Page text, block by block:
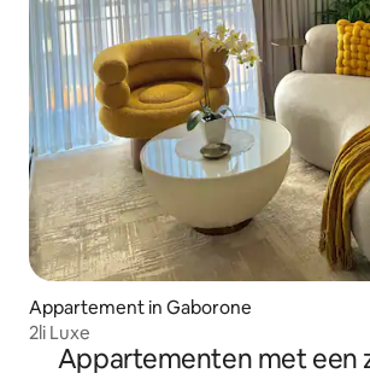
Appartement in Gaborone
2li Luxe
Appartementen met een